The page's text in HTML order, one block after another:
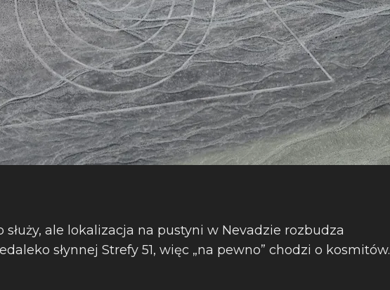
ale lokalizacja na pustyni w Nevadzie rozbudza
słynnej Strefy 51, więc „na pewno” chodzi o kosmitów.